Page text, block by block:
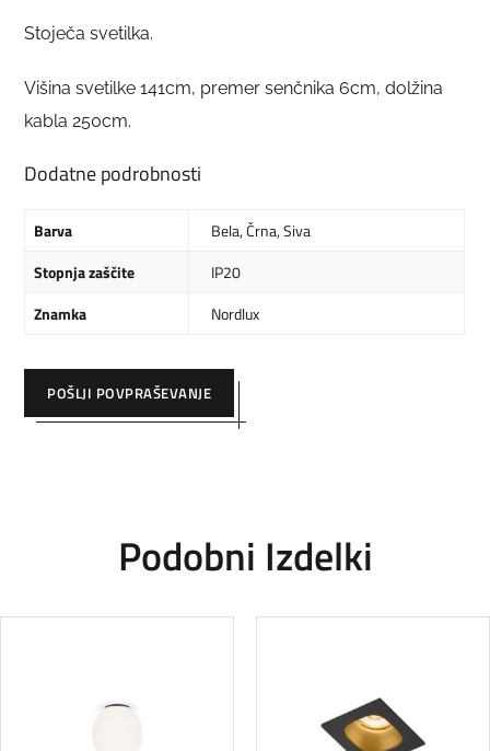
Stoječa svetilka.
Višina svetilke 141cm, premer senčnika 6cm, dolžina
kabla 250cm.
Dodatne podrobnosti
Barva Bela,Črna,Siva
Stopnja zaščite
IP20
Znamka
Nordlux
POŠLJI POVPRAŠEVANJE
Podobni Izdelki